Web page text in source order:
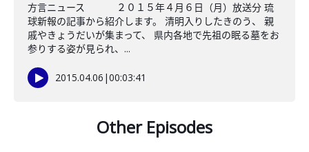
方言ニュース ２０１５年４月６日（月）放送分 琉
球新報の記事から紹介します。 清明入りしたきのう、 親
戚やきょうだいが集まって、 県内各地で先祖の眠る墓をお
参りする姿が見られ、...
2015.04.06 |00:03:41
Other Episodes